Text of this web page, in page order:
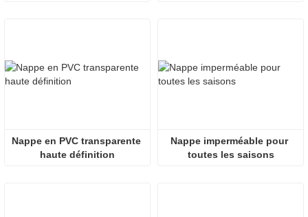
Nappe en PVC transparente
haute définition
Nappe imperméable pour
toutes les saisons